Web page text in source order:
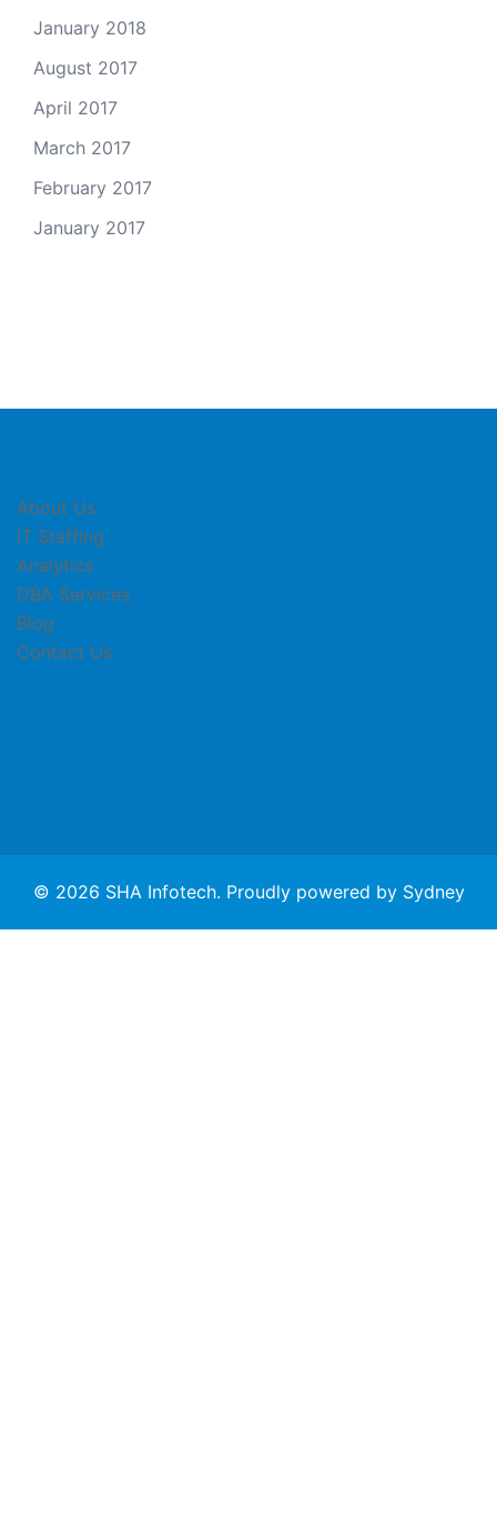
January 2018
August 2017
April 2017
March 2017
February 2017
January 2017
About Us
IT Staffing
Analytics
DBA Services
Blog
Contact Us
© 2026 SHA Infotech. Proudly powered by Sydney